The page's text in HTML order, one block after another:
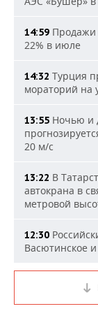
14:59 Продажи
22% в июле
14:32 Турция
мораторий на
13:55 Ночью и
20 м/с
13:22 В
автокрана в
метровой
12:30
Васютинское